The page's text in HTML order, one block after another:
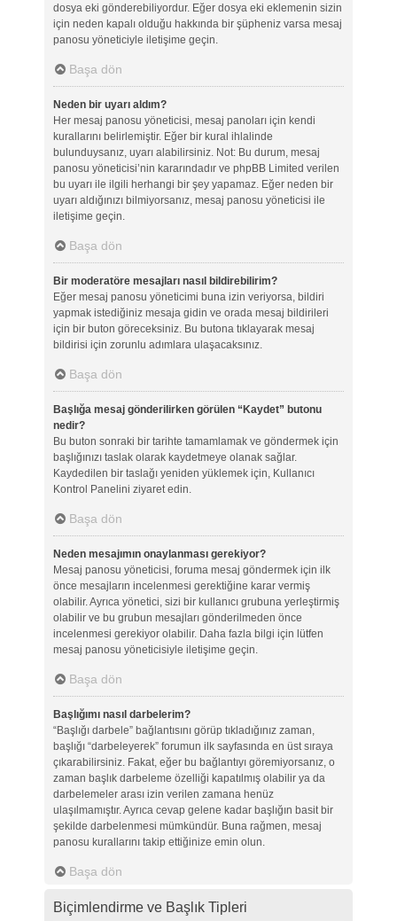
dosya eki gönderebiliyordur. Eğer dosya eki eklemenin sizin
için neden kapalı olduğu hakkında bir şüpheniz varsa mesaj
panosu yöneticiyle iletişime geçin.
Başa dön
Neden bir uyarı aldım?
Her mesaj panosu yöneticisi, mesaj panoları için kendi
kurallarını belirlemiştir. Eğer bir kural ihlalinde
bulunduysanız, uyarı alabilirsiniz. Not: Bu durum, mesaj
panosu yöneticisi’nin kararındadır ve phpBB Limited verilen
bu uyarı ile ilgili herhangi bir şey yapamaz. Eğer neden bir
uyarı aldığınızı bilmiyorsanız, mesaj panosu yöneticisi ile
iletişime geçin.
Başa dön
Bir moderatöre mesajları nasıl bildirebilirim?
Eğer mesaj panosu yöneticimi buna izin veriyorsa, bildiri
yapmak istediğiniz mesaja gidin ve orada mesaj bildirileri
için bir buton göreceksiniz. Bu butona tıklayarak mesaj
bildirisi için zorunlu adımlara ulaşacaksınız.
Başa dön
Başlığa mesaj gönderilirken görülen “Kaydet” butonu
nedir?
Bu buton sonraki bir tarihte tamamlamak ve göndermek için
başlığınızı taslak olarak kaydetmeye olanak sağlar.
Kaydedilen bir taslağı yeniden yüklemek için, Kullanıcı
Kontrol Panelini ziyaret edin.
Başa dön
Neden mesajımın onaylanması gerekiyor?
Mesaj panosu yöneticisi, foruma mesaj göndermek için ilk
önce mesajların incelenmesi gerektiğine karar vermiş
olabilir. Ayrıca yönetici, sizi bir kullanıcı grubuna yerleştirmiş
olabilir ve bu grubun mesajları gönderilmeden önce
incelenmesi gerekiyor olabilir. Daha fazla bilgi için lütfen
mesaj panosu yöneticisiyle iletişime geçin.
Başa dön
Başlığımı nasıl darbelerim?
“Başlığı darbele” bağlantısını görüp tıkladığınız zaman,
başlığı “darbeleyerek” forumun ilk sayfasında en üst sıraya
çıkarabilirsiniz. Fakat, eğer bu bağlantıyı göremiyorsanız, o
zaman başlık darbeleme özelliği kapatılmış olabilir ya da
darbelemeler arası izin verilen zamana henüz
ulaşılmamıştır. Ayrıca cevap gelene kadar başlığın basit bir
şekilde darbelenmesi mümkündür. Buna rağmen, mesaj
panosu kurallarını takip ettiğinize emin olun.
Başa dön
Biçimlendirme ve Başlık Tipleri